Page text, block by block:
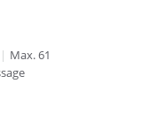
| Max. 61